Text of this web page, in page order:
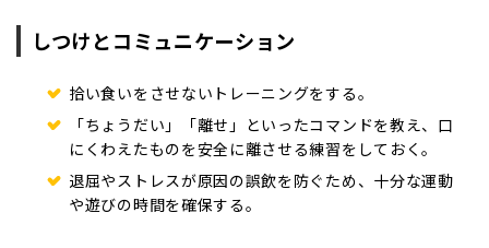
しつけとコミュニケーション
拾い食いをさせないトレーニングをする。
「ちょうだい」「離せ」といったコマンドを教え、口
にくわえたものを安全に離させる練習をしておく。
退屈やストレスが原因の誤飲を防ぐため、十分な運動
や遊びの時間を確保する。